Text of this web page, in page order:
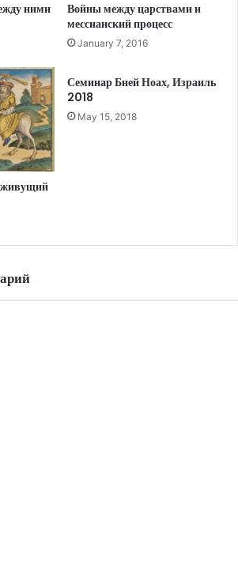
ними
Войны между царствами и
мессианский процесс
January 7, 2016
живущий
Семинар Бней Ноах, Израиль
2018
May 15, 2018